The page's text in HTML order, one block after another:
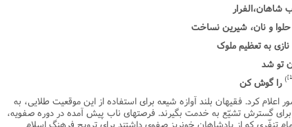
شاهان،الفرار
و نان، شیرین نساخت
به تعظیم ملوک
تو شد
) را گوش کن
کرد. فقیهان بلند آوازه شیعه براى استفاده از این موقعیت طلایى، به
براى گسترش تشیّع به خدمت بگیرند. فرصتهاى ناب پیش آمده در دوره صفویه،
تنفّرى که از پادشاهان خونریز صفوى داشتند براى ترویج فرهنگ اسلام